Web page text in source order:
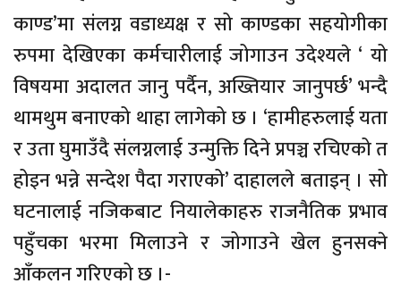
काण्ड’मा संलग्न वडाध्यक्ष र सो काण्डका सहयोगीका
रुपमा देखिएका कर्मचारीलाई जोगाउन उदेश्यले ‘ यो
विषयमा अदालत जानु पर्दैन, अख्तियार जानुपर्छ’ भन्दै
थामथुम बनाएको थाहा लागेको छ । ‘हामीहरुलाई यता
र उता घुमाउँदै संलग्नलाई उन्मुक्ति दिने प्रपञ्च रचिएको त
होइन भन्ने सन्देश पैदा गराएको’ दाहालले बताइन् । सो
घटनालाई नजिकबाट नियालेकाहरु राजनैतिक प्रभाव
पहुँचका भरमा मिलाउने र जोगाउने खेल हुनसक्ने
आँकलन गरिएको छ ।-